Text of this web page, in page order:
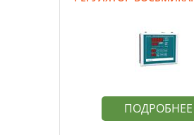
ПОДРОБНЕЕ